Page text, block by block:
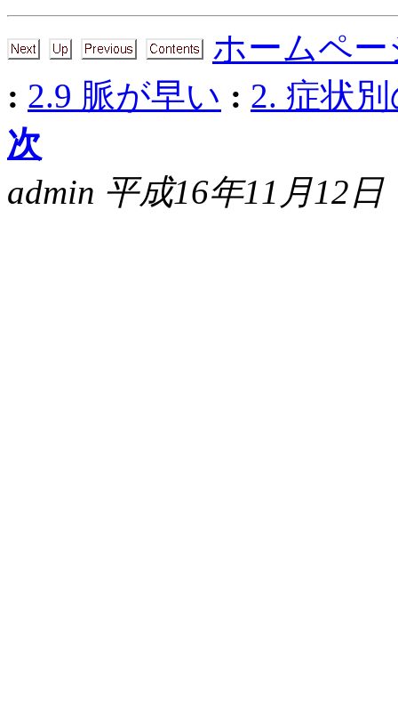
ホームペ
: 2.9 脈が早い : 2. 症状
次
admin 平成16年11月12日